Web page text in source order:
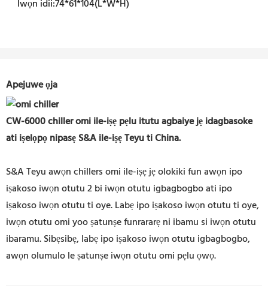
Iwọn idii:74*61*104(L*W*H)
Apejuwe ọja
CW-6000 chiller omi ile-iṣẹ pẹlu itutu agbaiye jẹ idagbasoke
ati iṣelọpọ nipasẹ S&A ile-iṣẹ Teyu ti China.
S&A Teyu awọn chillers omi ile-iṣẹ jẹ olokiki fun awọn ipo
iṣakoso iwọn otutu 2 bi iwọn otutu igbagbogbo ati ipo
iṣakoso iwọn otutu ti oye. Labẹ ipo iṣakoso iwọn otutu ti oye,
iwọn otutu omi yoo ṣatunṣe funrararẹ ni ibamu si iwọn otutu
ibaramu. Sibẹsibẹ, labẹ ipo iṣakoso iwọn otutu igbagbogbo,
awọn olumulo le ṣatunṣe iwọn otutu omi pẹlu ọwọ.